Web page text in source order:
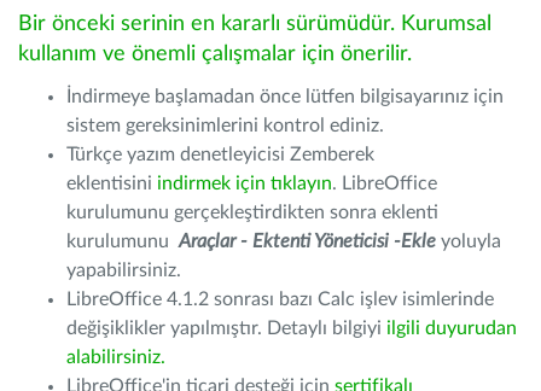
Bir önceki serinin en kararlı sürümüdür. Kurumsal
kullanım ve önemli çalışmalar için önerilir.
İndirmeye başlamadan önce lütfen bilgisayarınız için
sistem gereksinimlerini kontrol ediniz.
Türkçe yazım denetleyicisi Zemberek
eklentisini indirmek için tıklayın. LibreOffice
kurulumunu gerçekleştirdikten sonra eklenti
kurulumunu Araçlar - Ektenti Yöneticisi -Ekle yoluyla
yapabilirsiniz.
LibreOffice 4.1.2 sonrası bazı Calc işlev isimlerinde
değişiklikler yapılmıştır. Detaylı bilgiyi ilgili duyurudan
alabilirsiniz.
LibreOffice'in ticari desteği için sertifikalı